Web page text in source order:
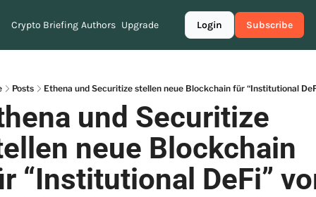
Crypto Briefing Authors Upgrade Login Subscribe
Posts Ethena und Securitize stellen neue Blockchain für “Institutional
und Securitize
neue Blockchain
“Institutional DeFi”